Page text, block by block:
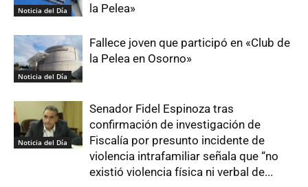
Noticia del Día
la Pelea»
Noticia del Día
Fallece joven que participó en «Club de
la Pelea en Osorno»
Noticia del Día
Senador Fidel Espinoza tras
confirmación de investigación de
Fiscalía por presunto incidente de
violencia intrafamiliar señala que “no
existió violencia física ni verbal de...